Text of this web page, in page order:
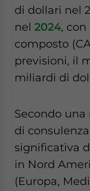
di dollari nel
nel 2024,
composto
previsioni, il
miliardi di
Secondo una
di
significativa
in Nord
(Europa,